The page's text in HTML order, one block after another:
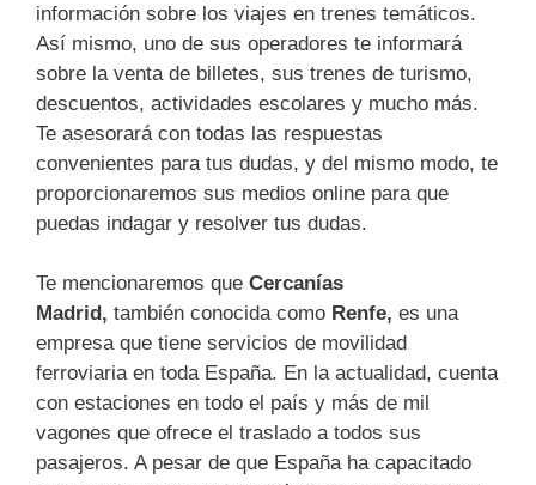
información sobre los viajes en trenes temáticos.
Así mismo, uno de sus operadores te informará
sobre la venta de billetes, sus trenes de turismo,
descuentos, actividades escolares y mucho más.
Te asesorará con todas las respuestas
convenientes para tus dudas, y del mismo modo, te
proporcionaremos sus medios online para que
puedas indagar y resolver tus dudas.
Te mencionaremos que Cercanías
Madrid, también conocida como Renfe, es una
empresa que tiene servicios de movilidad
ferroviaria en toda España. En la actualidad, cuenta
con estaciones en todo el país y más de mil
vagones que ofrece el traslado a todos sus
pasajeros. A pesar de que España ha capacitado